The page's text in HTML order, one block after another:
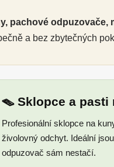
pachové
a bez zbytečných
🪤 Sklopce a pasti
Profesionální sklopce na
živolovný odchyt. Ideální
odpuzovač sám nestačí.